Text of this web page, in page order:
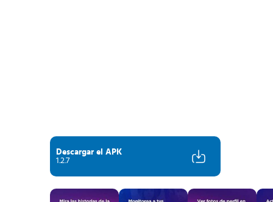
Descargar el APK
1.2.7